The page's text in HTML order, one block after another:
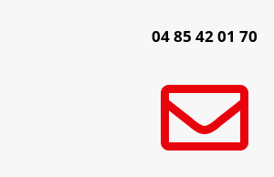
04 85 42 01 70
